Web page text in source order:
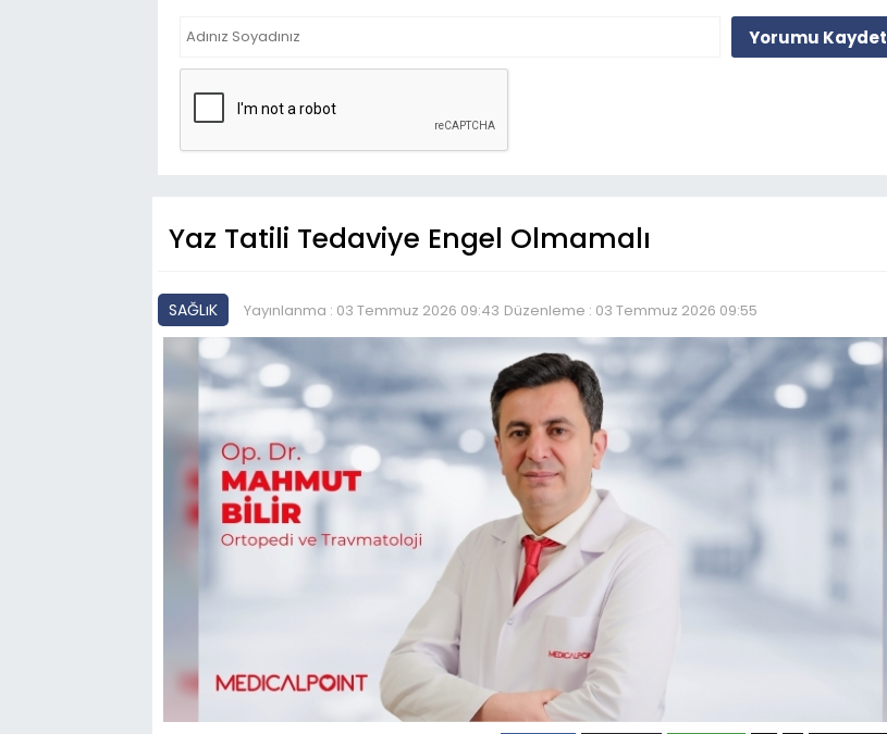
Yorumu Kaydet
Yaz Tatili Tedaviye Engel Olmamalı
SAĞLıK Yayınlanma : 03 Temmuz 2026 09:43 Düzenleme : 03 Temmuz 2026 09:55